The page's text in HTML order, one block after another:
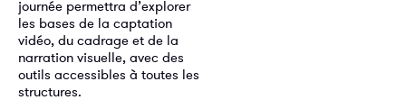
journée permettra d’explorer
les bases de la captation
vidéo, du cadrage et de la
narration visuelle, avec des
outils accessibles à toutes les
structures.